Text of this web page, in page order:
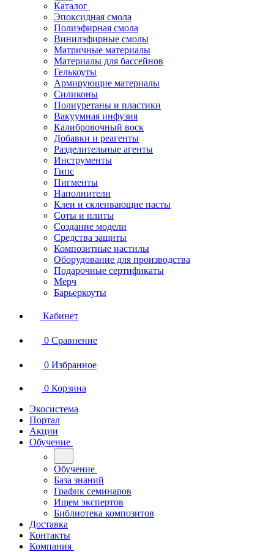
Каталог
Эпоксидная смола
Полиэфирная смола
Винилэфирные смолы
Матричные материалы
Материалы для бассейнов
Гелькоуты
Армирующие материалы
Силиконы
Полиуретаны и пластики
Вакуумная инфузия
Калибровочный воск
Добавки и реагенты
Разделительные агенты
Инструменты
Гипс
Пигменты
Наполнители
Клеи и склеивающие пасты
Соты и плиты
Создание модели
Средства защиты
Композитные настилы
Оборудование для производства
Подарочные сертификаты
Мерч
Барьеркоуты
Кабинет
0 Сравнение
0 Избранное
0 Корзина
Экосистема
Портал
Акции
Обучение
Обучение
База знаний
График семинаров
Ищем экспертов
Библиотека композитов
Доставка
Контакты
Компания